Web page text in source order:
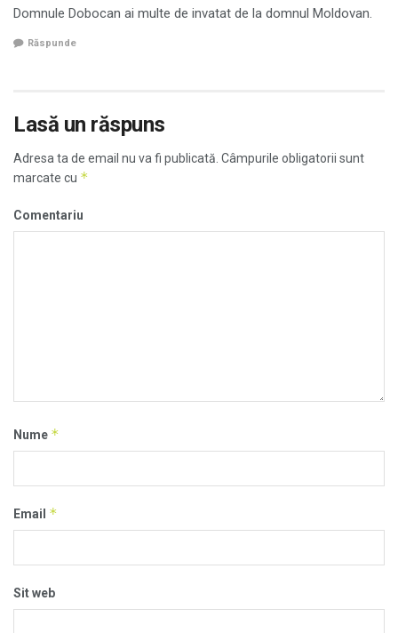
Domnule Dobocan ai multe de invatat de la domnul Moldovan.
Răspunde
Lasă un răspuns
Adresa ta de email nu va fi publicată. Câmpurile obligatorii sunt
marcate cu *
Comentariu
Nume *
Email *
Sit web